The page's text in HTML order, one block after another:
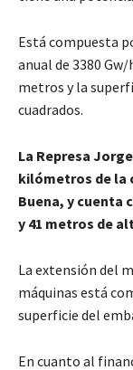
Está compuesta
anual de 3380
metros y la
cuadrados.
La Represa
kilómetros de la
Buena, y cuenta
y 41 metros de
La extensión del
máquinas está
superficie del
En cuanto al